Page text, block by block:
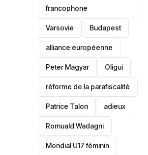
francophone
‎Varsovie Budapest
alliance européenne
Peter Magyar Oligui
réforme de la parafiscalité
Patrice Talon adieux
Romuald Wadagni
Mondial U17 féminin